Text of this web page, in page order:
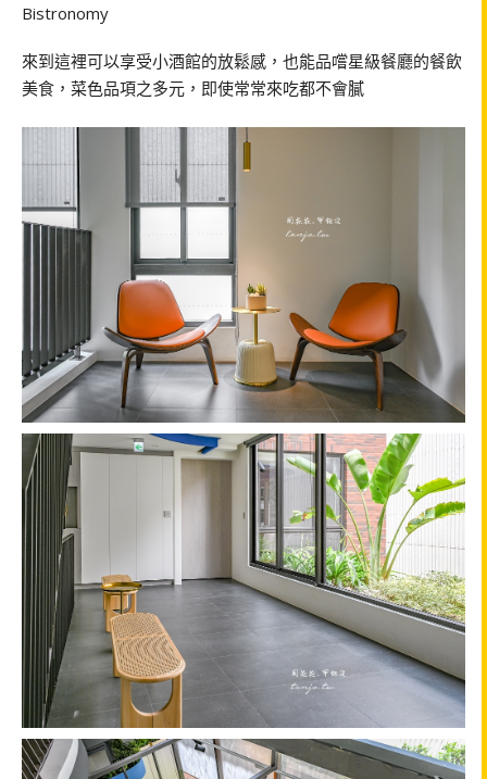
Bistronomy
來到這裡可以享受小酒館的放鬆感，也能品嚐星級餐廳的餐飲
美食，菜色品項之多元，即使常常來吃都不會膩